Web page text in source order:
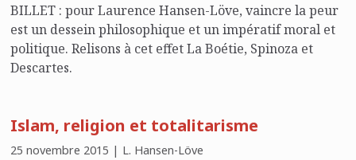
BILLET : pour Laurence Hansen-Löve, vaincre la peur
est un dessein philosophique et un impératif moral et
politique. Relisons à cet effet La Boétie, Spinoza et
Descartes.
Islam, religion et totalitarisme
25 novembre 2015 | L. Hansen-Löve